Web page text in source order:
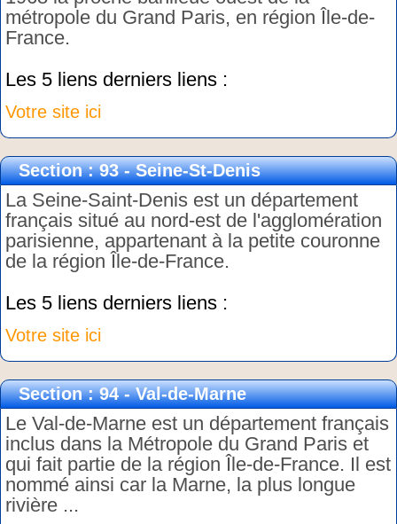
métropole du Grand Paris, en région Île-de-
France.
Les 5 liens derniers liens :
Votre site ici
Section : 93 - Seine-St-Denis
La Seine-Saint-Denis est un département
français situé au nord-est de l'agglomération
parisienne, appartenant à la petite couronne
de la région Île-de-France.
Les 5 liens derniers liens :
Votre site ici
Section : 94 - Val-de-Marne
Le Val-de-Marne est un département français
inclus dans la Métropole du Grand Paris et
qui fait partie de la région Île-de-France. Il est
nommé ainsi car la Marne, la plus longue
rivière ...